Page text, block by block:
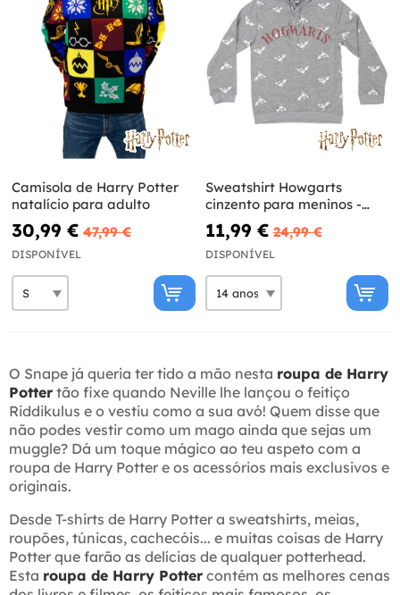
Camisola de Harry Potter
natalício para adulto
30,99 € 47,99 €
DISPONÍVEL
Sweatshirt Howgarts
cinzento para meninos -
Harry Potter
11,99 € 24,99 €
DISPONÍVEL
O Snape já queria ter tido a mão nesta roupa de Harry
Potter tão fixe quando Neville lhe lançou o feitiço
Riddikulus e o vestiu como a sua avó! Quem disse que
não podes vestir como um mago ainda que sejas um
muggle? Dá um toque mágico ao teu aspeto com a
roupa de Harry Potter e os acessórios mais exclusivos e
originais.
Desde T-shirts de Harry Potter a sweatshirts, meias,
roupões, túnicas, cachecóis... e muitas coisas de Harry
Potter que farão as delícias de qualquer potterhead.
Esta roupa de Harry Potter contém as melhores cenas